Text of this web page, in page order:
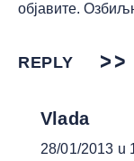
објавите.
REPLY
Vlada
28/01/2013 u